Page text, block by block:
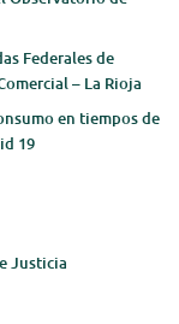
Federales de
– La Rioja
en tiempos de
19
Justicia